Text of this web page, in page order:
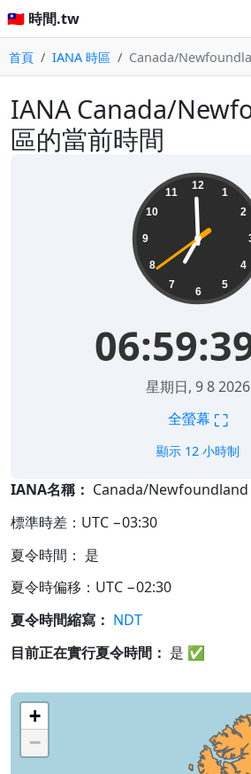
🇹🇼 時間.tw
首頁 IANA 時區 Canada/
IANA Canada/
區的當前時間
12
1
2
4
5
6
7
8
9
10
11
星期日, 9 8 2026
全螢幕 ⛶
顯示 12 小時制
IANA名稱： Canada/Newfoundland
標準時差：UTC −03:30
夏令時間： 是
夏令時偏移：UTC −02:30
夏令時間縮寫： NDT
目前正在實行夏令時間： 是 ✅
+
−